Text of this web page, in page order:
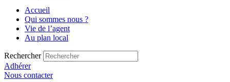
Accueil
Qui sommes nous ?
Vie de l’agent
Au plan local
Rechercher
Adhérer
Nous contacter